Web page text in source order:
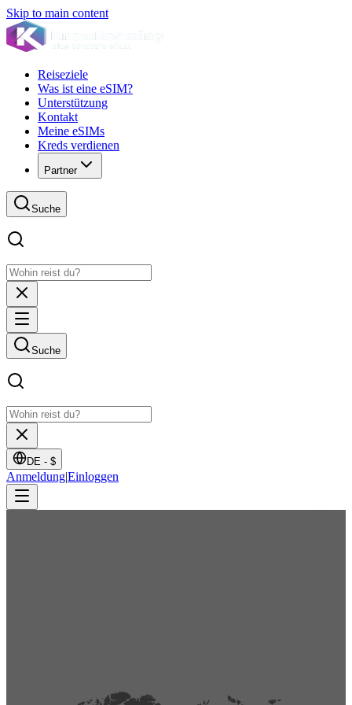
Skip to main content
Reiseziele
Was ist eine eSIM?
Unterstützung
Kontakt
Meine eSIMs
Kreds verdienen
Partner
Suche
Suche
DE - $
Anmeldung|Einloggen